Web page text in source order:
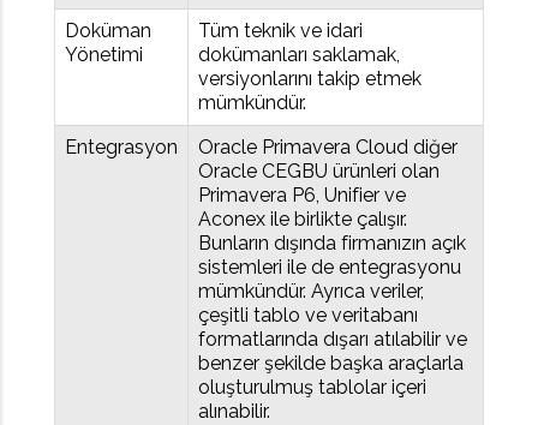
Doküman
Yönetimi
Tüm teknik ve idari
dokümanları saklamak,
versiyonlarını takip etmek
mümkündür.
Entegrasyon
Oracle Primavera Cloud diğer
Oracle CEGBU ürünleri olan
Primavera P6, Unifier ve
Aconex ile birlikte çalışır.
Bunların dışında firmanızın açık
sistemleri ile de entegrasyonu
mümkündür. Ayrıca veriler,
çeşitli tablo ve veritabanı
formatlarında dışarı atılabilir ve
benzer şekilde başka araçlarla
oluşturulmuş tablolar içeri
alınabilir.